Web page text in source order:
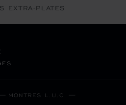
EXTRA-PLATES
MONTRES L.U.C